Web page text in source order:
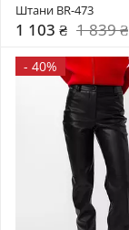
Штани BR-473
1 103 ₴ 1 839 ₴
- 40%